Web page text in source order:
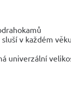
v každém
univerzální